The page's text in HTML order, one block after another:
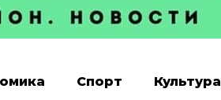
Спорт Культура